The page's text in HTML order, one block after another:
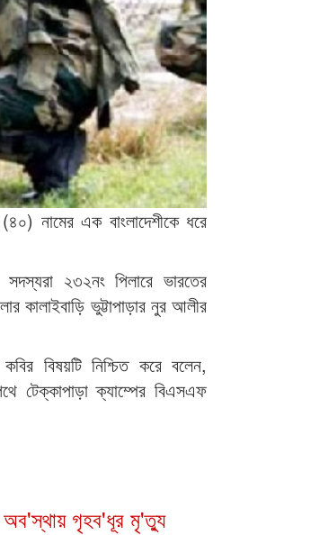
নামের এক বাংলাদেশীকে ধরে
২৩২নং পিলারে ভারতের
কালাইবাড়ি ভুট্টাপাড়ার নুর আলীর
বিষয়টি নিশ্চিত করে বলেন,
টেক্কাপাড়া ক্যাম্পের বিএসএফ
অব'স্থায় গৃহব'ধূর মৃ'ত্যু